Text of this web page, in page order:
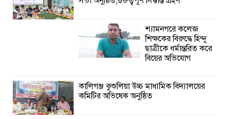
শ্যামনগরে কলেজ
শিক্ষকের বিরুদ্ধে হিন্দু
ছাত্রীকে ধর্মান্তরিত করে
বিয়ের অভিযোগ
কালিগঞ্জ কুশুলিয়া উচ্চ মাধ্যমিক বিদ্যালয়ের
কমিটির অভিষেক অনুষ্ঠিত